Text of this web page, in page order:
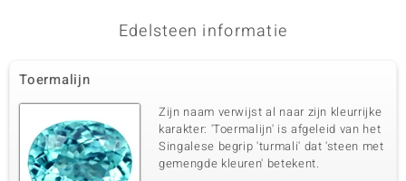
Edelsteen informatie
Toermalijn
Zijn naam verwijst al naar zijn kleurrijke
karakter: 'Toermalijn' is afgeleid van het
Singalese begrip 'turmali' dat 'steen met
gemengde kleuren' betekent.